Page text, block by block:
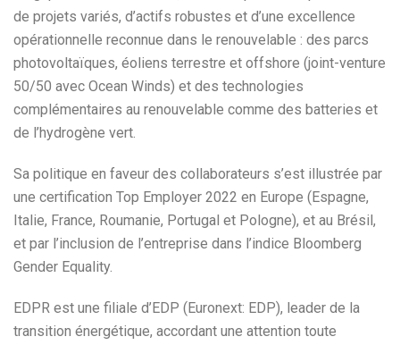
de projets variés, d’actifs robustes et d’une excellence
opérationnelle reconnue dans le renouvelable : des parcs
photovoltaïques, éoliens terrestre et offshore (joint-venture
50/50 avec Ocean Winds) et des technologies
complémentaires au renouvelable comme des batteries et
de l’hydrogène vert.
Sa politique en faveur des collaborateurs s’est illustrée par
une certification Top Employer 2022 en Europe (Espagne,
Italie, France, Roumanie, Portugal et Pologne), et au Brésil,
et par l’inclusion de l’entreprise dans l’indice Bloomberg
Gender Equality.
EDPR est une filiale d’EDP (Euronext: EDP), leader de la
transition énergétique, accordant une attention toute